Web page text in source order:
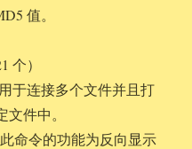
值。
个）
于连接多个文件并且打
件中。
命令的功能为反向显示